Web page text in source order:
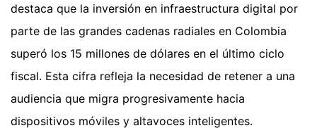
destaca que la inversión en infraestructura digital por
parte de las grandes cadenas radiales en Colombia
superó los 15 millones de dólares en el último ciclo
fiscal. Esta cifra refleja la necesidad de retener a una
audiencia que migra progresivamente hacia
dispositivos móviles y altavoces inteligentes.